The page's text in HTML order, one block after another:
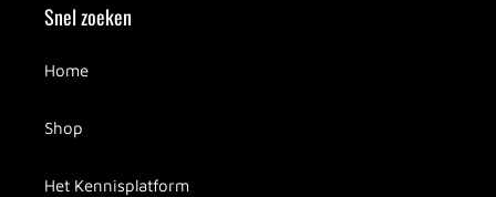
Snel zoeken
Home
Shop
Het Kennisplatform